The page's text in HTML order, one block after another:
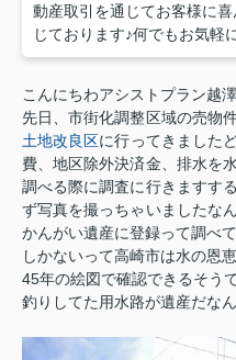
動産取引を通じてお客様に
じております♪何でもお気軽
こんにちわアシストプラン越
先日、市街化調整区域の売物
土地改良区に行ってきました
費、地区除外決済金、排水を
調べる際に調査に行きますす
ず写真を撮っちゃいましたな
かんがい遺産に登録って調べ
しかないって高崎市は水の恩
45年の絵図で確認できるそう
釣りしてた用水路が遺産だな